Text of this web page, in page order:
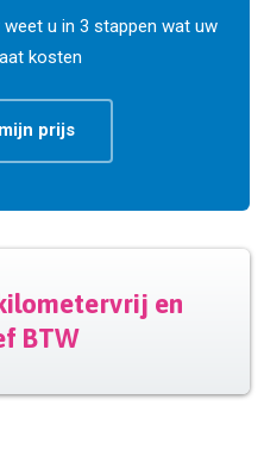
u in 3 stappen wat uw
kosten
prijs
en
BTW